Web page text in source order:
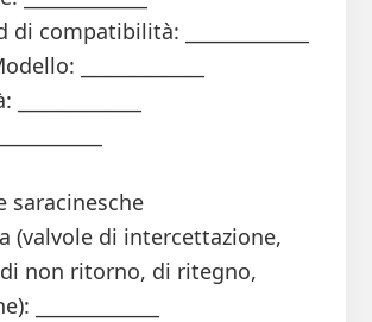
compatibilità: _____________
_____________
saracinesche
(valvole di intercettazione,
non ritorno, di ritegno,
_____________